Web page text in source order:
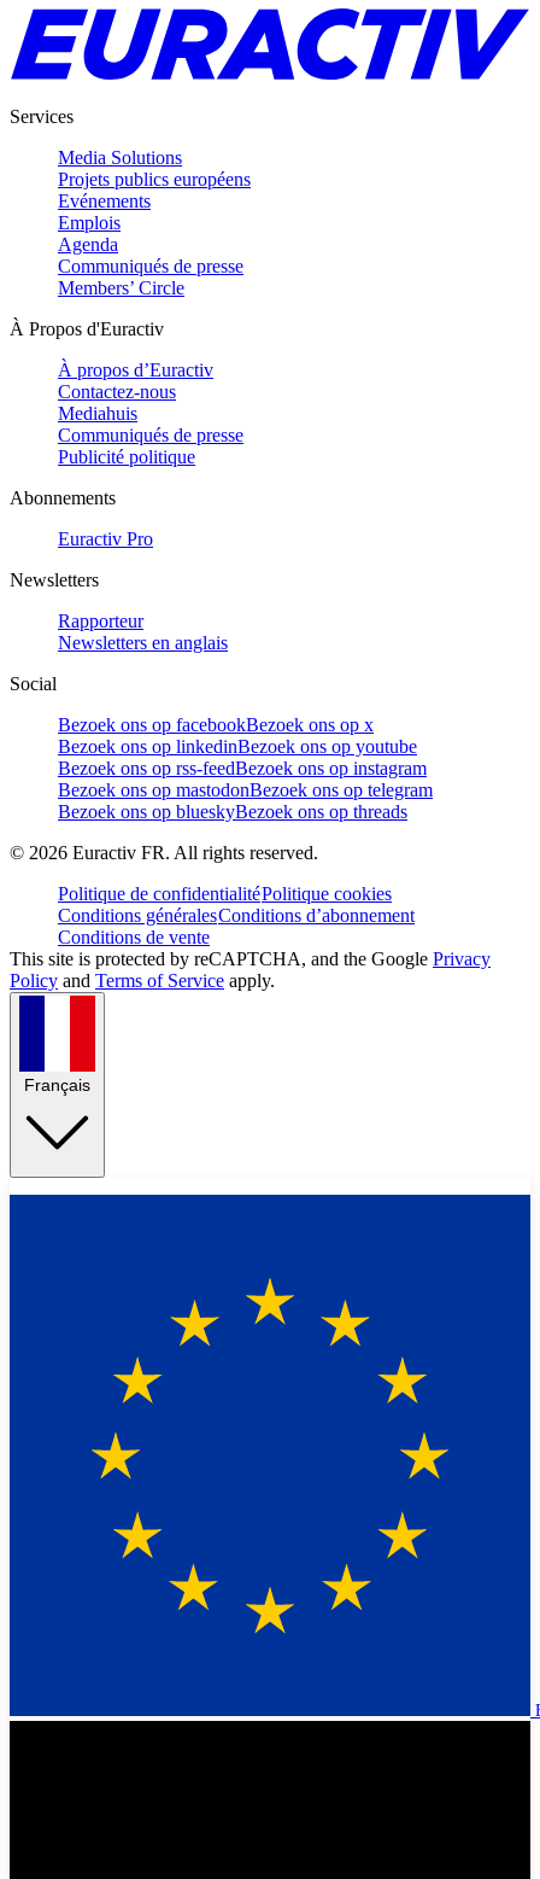
Services
Media Solutions
Projets publics européens
Evénements
Emplois
Agenda
Communiqués de presse
Members’ Circle
À Propos d'Euractiv
À propos d’Euractiv
Contactez-nous
Mediahuis
Communiqués de presse
Publicité politique
Abonnements
Euractiv Pro
Newsletters
Rapporteur
Newsletters en anglais
Social
Bezoek ons op facebookBezoek ons op x
Bezoek ons op linkedinBezoek ons op youtube
Bezoek ons op rss-feedBezoek ons op instagram
Bezoek ons op mastodonBezoek ons op telegram
Bezoek ons op blueskyBezoek ons op threads
© 2026 Euractiv FR. All rights reserved.
Politique de confidentialitéPolitique cookies
Conditions généralesConditions d’abonnement
Conditions de vente
This site is protected by reCAPTCHA, and the Google Privacy
Policy and Terms of Service apply.
Français